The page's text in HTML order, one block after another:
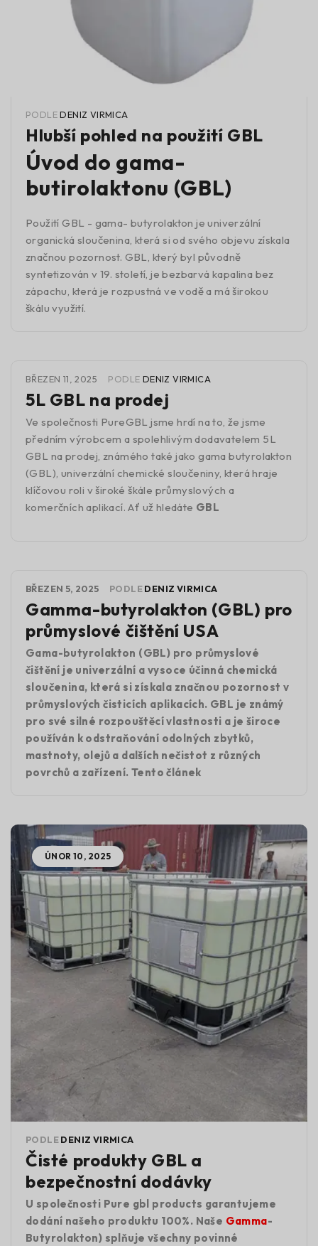
PODLE DENIZ VIRMICA
Hlubší pohled na použití GBL
Úvod do gama-
butirolaktonu (GBL)
Použití GBL - gama- butyrolakton je univerzální
organická sloučenina, která si od svého objevu získala
značnou pozornost. GBL, který byl původně
syntetizován v 19. století, je bezbarvá kapalina bez
zápachu, která je rozpustná ve vodě a má širokou
škálu využití.
BŘEZEN 11, 2025 PODLE DENIZ VIRMICA
5L GBL na prodej
Ve společnosti PureGBL jsme hrdí na to, že jsme
předním výrobcem a spolehlivým dodavatelem 5L
GBL na prodej, známého také jako gama butyrolakton
(GBL), univerzální chemické sloučeniny, která hraje
klíčovou roli v široké škále průmyslových a
komerčních aplikací. Ať už hledáte GBL
BŘEZEN 5, 2025 PODLEDENIZ VIRMICA
Gamma-butyrolakton (GBL) pro
průmyslové čištění USA
Gama-butyrolakton (GBL) pro průmyslové
čištění je univerzální a vysoce účinná chemická
sloučenina, která si získala značnou pozornost v
průmyslových čisticích aplikacích. GBL je známý
pro své silné rozpouštěcí vlastnosti a je široce
používán k odstraňování odolných zbytků,
mastnoty, olejů a dalších nečistot z různých
povrchů a zařízení. Tento článek
ÚNOR 10, 2025
PODLEDENIZ VIRMICA
Čisté produkty GBL a
bezpečnostní dodávky
U společnosti Pure gbl products garantujeme
dodání našeho produktu 100%. Naše Gamma-
Butyrolakton) splňuje všechny povinné